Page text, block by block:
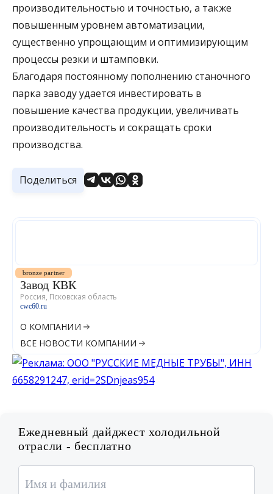
производительностью и точностью, а также
повышенным уровнем автоматизации,
существенно упрощающим и оптимизирующим
процессы резки и штамповки.
Благодаря постоянному пополнению станочного
парка заводу удается инвестировать в
повышение качества продукции, увеличивать
производительность и сокращать сроки
производства.
Поделиться
Завод КВК
Россия, Псковская область
cwc60.ru
О КОМПАНИИ
ВСЕ НОВОСТИ КОМПАНИИ
bronze partner
Ежедневный дайджест холодильной
отрасли - бесплатно